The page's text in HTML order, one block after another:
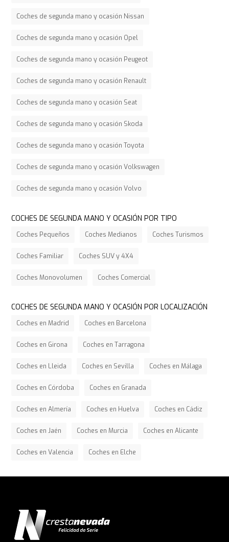
Coches de segunda mano y ocasión Nissan
Coches de segunda mano y ocasión Opel
Coches de segunda mano y ocasión Peugeot
Coches de segunda mano y ocasión Renault
Coches de segunda mano y ocasión Seat
Coches de segunda mano y ocasión Skoda
Coches de segunda mano y ocasión Toyota
Coches de segunda mano y ocasión Volkswagen
Coches de segunda mano y ocasión Volvo
COCHES DE SEGUNDA MANO Y OCASIÓN POR TIPO
Coches Pequeños Coches Medianos Coches Turismos
Coches Familiar Coches SUV y 4X4
Coches Monovolumen Coches Comercial
COCHES DE SEGUNDA MANO Y OCASIÓN POR LOCALIZACIÓN
Coches en Madrid Coches en Barcelona
Coches en Girona Coches en Tarragona
Coches en Lleida Coches en Sevilla Coches en Málaga
Coches en Córdoba Coches en Granada
Coches en Almería Coches en Huelva Coches en Cádiz
Coches en Jaén Coches en Murcia Coches en Alicante
Coches en Valencia Coches en Elche